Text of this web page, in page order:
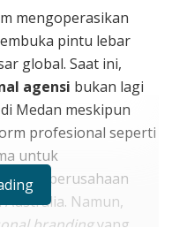
mengoperasikan
pintu lebar
global. Saat ini,
agensi bukan lagi
Medan meskipun
profesional seperti
untuk
perusahaan
Namun,